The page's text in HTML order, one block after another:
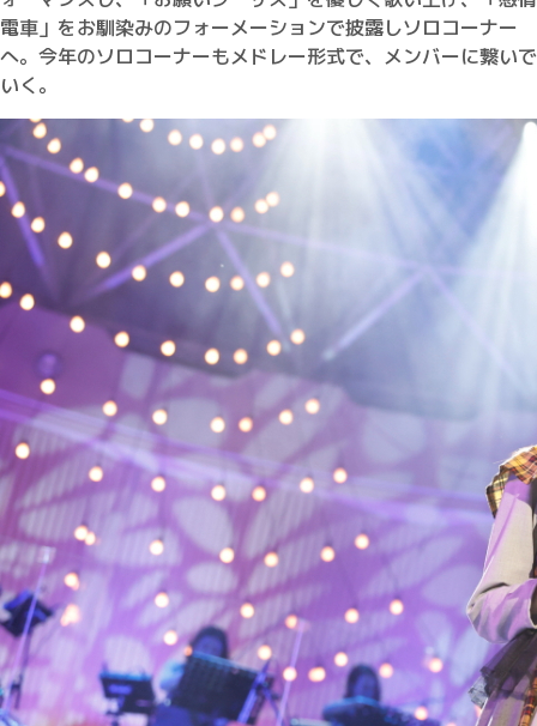
電車」をお馴染みのフォーメーションで披露しソロコーナー
へ。今年のソロコーナーもメドレー形式で、メンバーに繋いで
いく。